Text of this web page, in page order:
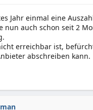
Jahr einmal eine
nun auch schon seit 2
erreichbar ist,
abschreiben kann.